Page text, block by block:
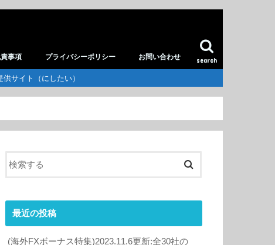
search
事項 プライバシーポリシー お問い合わせ
サイト（にしたい）
最近の投稿
(海外FXボーナス特集)2023.11.6更新:全30社の